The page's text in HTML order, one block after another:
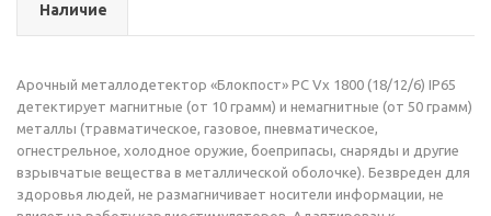
Наличие
Арочный металлодетектор «Блокпост» PC Vx 1800 (18/12/6) IP65
детектирует магнитные (от 10 грамм) и немагнитные (от 50 грамм)
металлы (травматическое, газовое, пневматическое,
огнестрельное, холодное оружие, боеприпасы, снаряды и другие
взрывчатые вещества в металлической оболочке). Безвреден для
здоровья людей, не размагничивает носители информации, не